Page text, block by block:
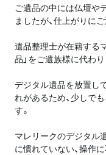
ご遺品の中には仏壇や
ましたが、仕上がりに
遺品整理士が在籍する
品」をご遺族様に代わ
デジタル遺品を放置し
れがあるため、少しで
す。
マレリークのデジタル
に慣れていない、操作